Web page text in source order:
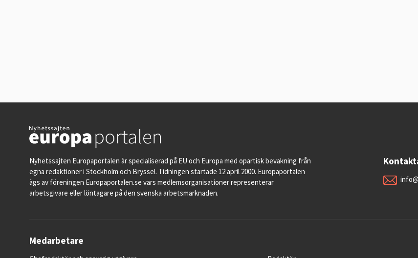
Nyhetssajten Europaportalen är specialiserad på EU och Europa med opartisk bevakning från
egna redaktioner i Stockholm och Bryssel. Tidningen startade 12 april 2000. Europaportalen
ägs av föreningen Europaportalen.se vars medlemsorganisationer representerar
arbetsgivare eller löntagare på den svenska arbetsmarknaden.
Medarbetare